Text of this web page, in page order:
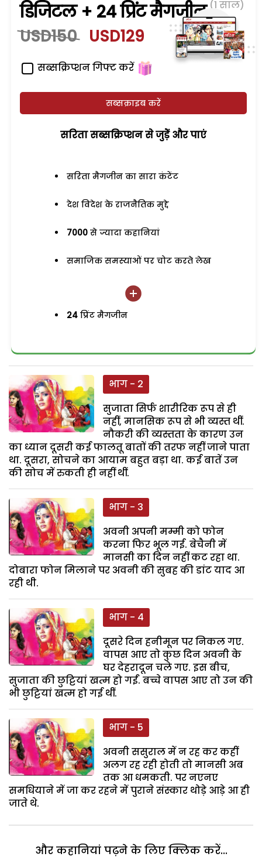
डिजिटल + 24 प्रिंट मैगजीन (1 साल)
USD150 USD129
सब्सक्रिप्शन गिफ्ट करें
सब्सक्राइब करें
सरिता सब्सक्रिप्शन से जुड़ेें और पाएं
सरिता मैगजीन का सारा कंटेंट
देश विदेश के राजनैतिक मुद्दे
7000 से ज्यादा कहानियां
समाजिक समस्याओं पर चोट करते लेख
24 प्रिंट मैगजीन
भाग - 2
सुजाता सिर्फ शारीरिक रूप से ही
नहीं, मानसिक रूप से भी व्यस्त थीं.
नौकरी की व्यस्तता के कारण उन
का ध्यान दूसरी कई फालतू बातों की तरफ नहीं जाने पाता
था. दूसरा, सोचने का आयाम बहुत बड़ा था. कई बातें उन
की सोच में रुकती ही नहीं थीं.
भाग - 3
अवनी अपनी मम्मी को फोन
करना फिर भूल गई. बेचैनी में
मानसी का दिन नहीं कट रहा था.
दोबारा फोन मिलाने पर अवनी की सुबह की डांट याद आ
रही थी.
भाग - 4
दूसरे दिन हनीमून पर निकल गए.
वापस आए तो कुछ दिन अवनी के
घर देहरादून चले गए. इस बीच,
सुजाता की छुट्टियां खत्म हो गईं. बच्चे वापस आए तो उन की
भी छुट्टियां खत्म हो गई थीं.
भाग - 5
अवनी ससुराल में न रह कर कहीं
अलग रह रही होती तो मानसी अब
तक आ धमकती. पर नएनए
समधियाने में जा कर रहने में पुराने संस्कार थोड़े आड़े आ ही
जाते थे.
और कहानियां पढ़ने के लिए क्लिक करें...